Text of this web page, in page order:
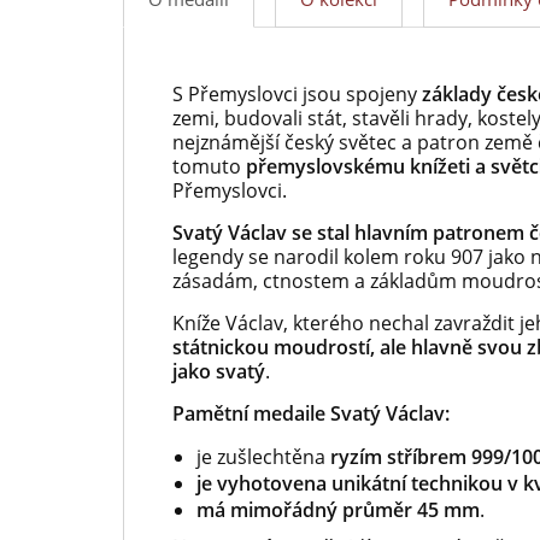
S Přemyslovci jsou spojenyzáklady
zemi, budovali stát, stavěli hrady,
nejznámější český světec a patron země
tomuto přemyslovskému knížeti a
Přemyslovci.
Svatý Václav se stal hlavním patronem
legendy se narodil kolem roku 907 jako
zásadám, ctnostem a základům
Kníže Václav, kterého nechal zavraždit
státnickou moudrostí, ale hlavně svou
jako svatý.
Pamětní medaile Svatý Václav:
je zušlechtěna ryzím stříbrem 999/
je vyhotovena unikátní technikou v
má mimořádný průměr 45 mm.